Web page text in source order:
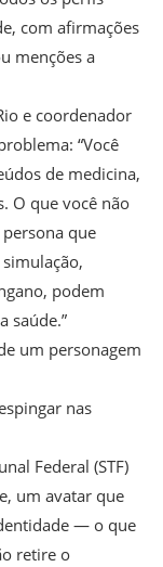
com afirmações
menções a
e coordenador
“Você
de medicina,
O que você não
que
podem
saúde.”
um personagem
nas
Federal (STF)
um avatar que
— o que
retire o